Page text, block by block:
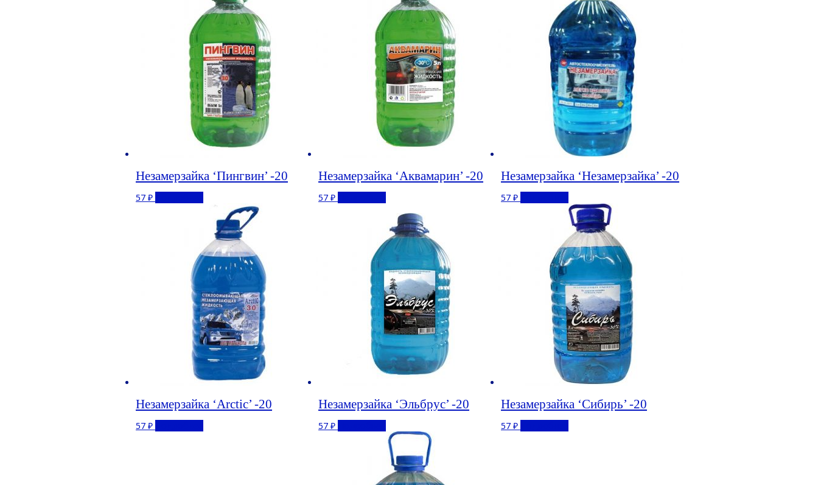
Незамерзайка ‘Пингвин’ -20
57 ₽
Незамерзайка ‘Аквамарин’ -20
57 ₽
Незамерзайка ‘Незамерзайка’ -20
57 ₽
Незамерзайка ‘Arctic’ -20
57 ₽
Незамерзайка ‘Эльбрус’ -20
57 ₽
Незамерзайка ‘Сибирь’ -20
57 ₽